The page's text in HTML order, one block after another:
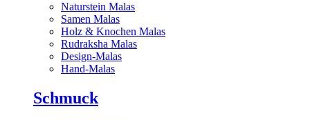
Naturstein Malas
Samen Malas
Holz & Knochen Malas
Rudraksha Malas
Design-Malas
Hand-Malas
Schmuck